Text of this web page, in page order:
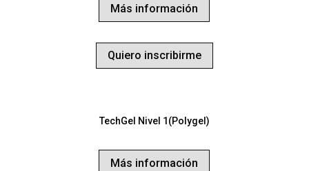
Más información
Quiero inscribirme
TechGel Nivel 1(Polygel)
Más información